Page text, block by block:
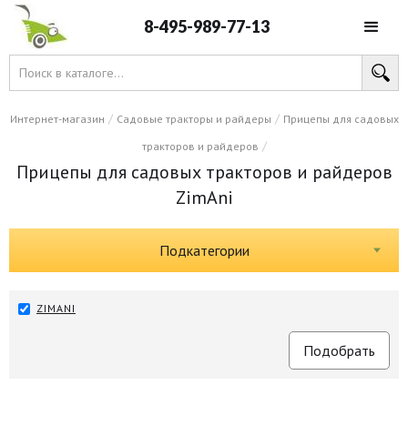
8-495-989-77-13
Интернет-магазин / Садовые тракторы и райдеры / Прицепы для садовых
тракторов и райдеров /
Прицепы для садовых тракторов и райдеров
ZimAni
Подкатегории
ZIMANI